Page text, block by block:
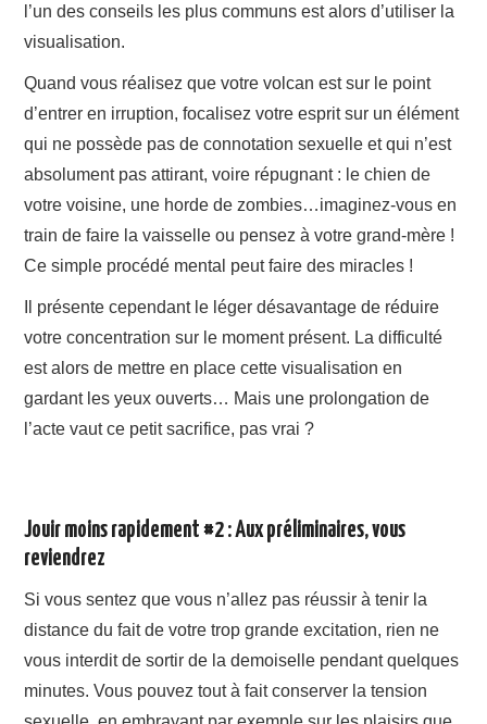
l’un des conseils les plus communs est alors d’utiliser la
visualisation.
Quand vous réalisez que votre volcan est sur le point
d’entrer en irruption, focalisez votre esprit sur un élément
qui ne possède pas de connotation sexuelle et qui n’est
absolument pas attirant, voire répugnant : le chien de
votre voisine, une horde de zombies…imaginez-vous en
train de faire la vaisselle ou pensez à votre grand-mère !
Ce simple procédé mental peut faire des miracles !
Il présente cependant le léger désavantage de réduire
votre concentration sur le moment présent. La difficulté
est alors de mettre en place cette visualisation en
gardant les yeux ouverts… Mais une prolongation de
l’acte vaut ce petit sacrifice, pas vrai ?
Jouir moins rapidement #2 : Aux préliminaires, vous
reviendrez
Si vous sentez que vous n’allez pas réussir à tenir la
distance du fait de votre trop grande excitation, rien ne
vous interdit de sortir de la demoiselle pendant quelques
minutes. Vous pouvez tout à fait conserver la tension